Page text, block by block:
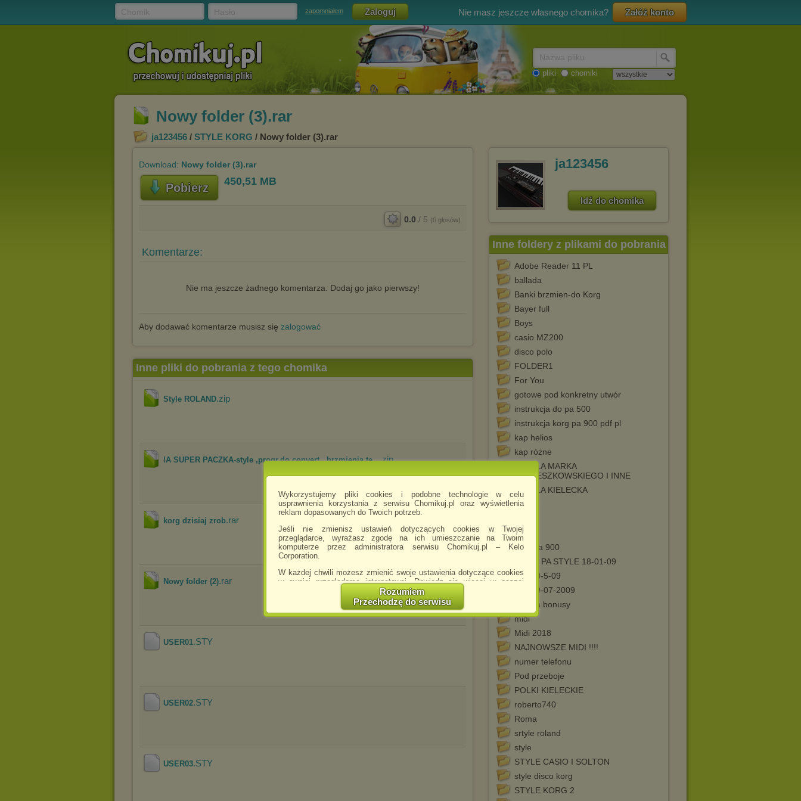
Wykorzystujemy pliki cookies i podobne technologie w celu
usprawnienia korzystania z serwisu Chomikuj.pl oraz wyświetlenia
reklam dopasowanych do Twoich potrzeb.
Jeśli nie zmienisz ustawień dotyczących cookies w Twojej
przeglądarce, wyrażasz zgodę na ich umieszczanie na Twoim
komputerze przez administratora serwisu Chomikuj.pl – Kelo
Corporation.
W każdej chwili możesz zmienić swoje ustawienia dotyczące cookies
w swojej przeglądarce internetowej. Dowiedz się więcej w naszej
http://chomikuj.pl/PolitykaPrywatnosci.aspx
Jednocześnie informujemy że zmiana ustawień przeglądarki może
spowodować ograniczenie korzystania ze strony Chomikuj.pl.
W przypadku braku twojej zgody na akceptację cookies niestety
Zaufanych Partnerów
(dostosowanie reklam do Twoich potrzeb, analiza skuteczności działań
Wyrażenie sprzeciwu spowoduje, że wyświetlana Ci reklama nie
będzie dopasowana do Twoich preferencji, a będzie to reklama
Istnieje możliwość zmiany ustawień przeglądarki internetowej w
sposób uniemożliwiający przechowywanie plików cookies na
urządzeniu końcowym. Można również usunąć pliki cookies,
dokonując odpowiednich zmian w ustawieniach przeglądarki
Pełną informację na ten temat znajdziesz pod adresem
Rozumiem
Przechodzę do serwisu
zapomniałem Nie masz jeszcze własnego chomika? Załóż konto
pliki chomiki
Nowy folder (3).rar
ja123456 / STYLE KORG / Nowy folder (3).rar
Download: Nowy folder (3).rar
Pobierz 450,51 MB
0.0 / 5 (0 głosów)
Komentarze:
Nie ma jeszcze żadnego komentarza. Dodaj go jako pierwszy!
Aby dodawać komentarze musisz się zalogować
ja123456
Idź do chomika
Inne foldery z plikami do pobrania
Adobe Reader 11 PL
ballada
Banki brzmien-do Korg
Bayer full
Boys
casio MZ200
disco polo
FOLDER1
For You
gotowe pod konkretny utwór
instrukcja do pa 500
instrukcja korg pa 900 pdf pl
kap helios
kap różne
KAPELA MARKA
STRZESZKOWSKIEGO I INNE
KAPELA KIELECKA
kapele
Kolor
korg pa 900
KORG PA STYLE 18-01-09
korg10-5-09
korg19-07-2009
korgpa bonusy
midi
Midi 2018
NAJNOWSZE MIDI !!!!
numer telefonu
Pod przeboje
POLKI KIELECKIE
roberto740
Roma
srtyle roland
style
STYLE CASIO I SOLTON
style disco korg
STYLE KORG 2
Inne pliki do pobrania z tego chomika
Style ROLAND.zip
!A SUPER PACZKA-style ,progr.do convert., brzmienia te....zip
korg dzisiaj zrob.rar
Nowy folder (2).rar
USER01.STY
USER02.STY
USER03.STY